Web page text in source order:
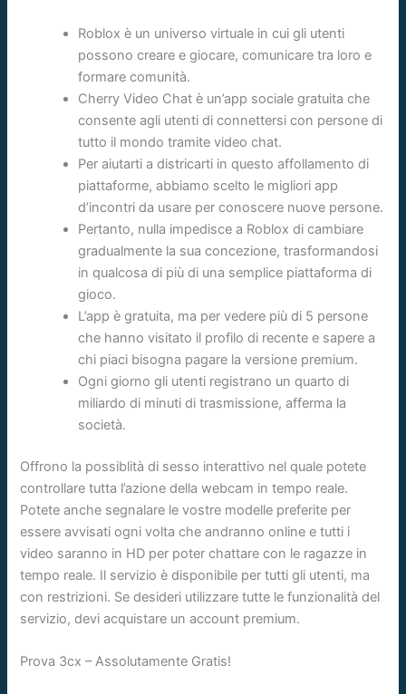
Roblox è un universo virtuale in cui gli utenti
possono creare e giocare, comunicare tra loro e
formare comunità.
Cherry Video Chat è un’app sociale gratuita che
consente agli utenti di connettersi con persone di
tutto il mondo tramite video chat.
Per aiutarti a districarti in questo affollamento di
piattaforme, abbiamo scelto le migliori app
d’incontri da usare per conoscere nuove persone.
Pertanto, nulla impedisce a Roblox di cambiare
gradualmente la sua concezione, trasformandosi
in qualcosa di più di una semplice piattaforma di
gioco.
L’app è gratuita, ma per vedere più di 5 persone
che hanno visitato il profilo di recente e sapere a
chi piaci bisogna pagare la versione premium.
Ogni giorno gli utenti registrano un quarto di
miliardo di minuti di trasmissione, afferma la
società.
Offrono la possiblità di sesso interattivo nel quale potete
controllare tutta l’azione della webcam in tempo reale.
Potete anche segnalare le vostre modelle preferite per
essere avvisati ogni volta che andranno online e tutti i
video saranno in HD per poter chattare con le ragazze in
tempo reale. Il servizio è disponibile per tutti gli utenti, ma
con restrizioni. Se desideri utilizzare tutte le funzionalità del
servizio, devi acquistare un account premium.
Prova 3cx – Assolutamente Gratis!